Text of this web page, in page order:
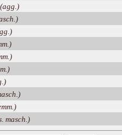
(agg.)
masch.)